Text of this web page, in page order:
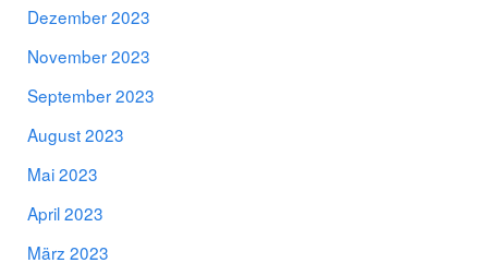
Dezember 2023
November 2023
September 2023
August 2023
Mai 2023
April 2023
März 2023